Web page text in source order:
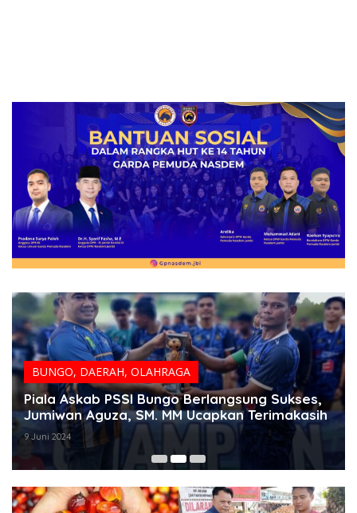
BUNGO, DAERAH, OLAHRAGA
Piala Askab PSSI Bungo Berlangsung Sukses,
Jumiwan Aguza, SM. MM Ucapkan Terimakasih
9 Juni 2024